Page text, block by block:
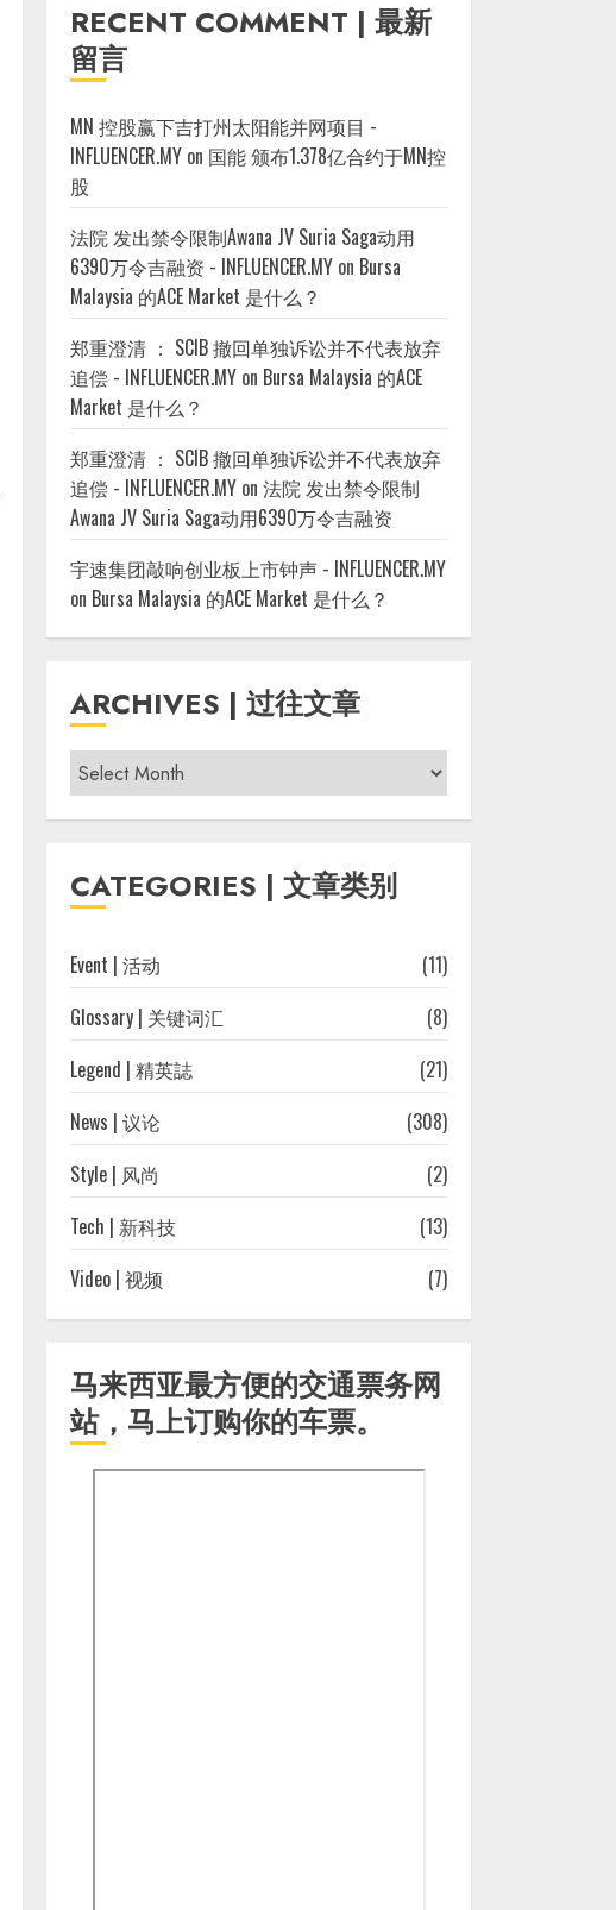
RECENT COMMENT | 最新
留言
MN 控股赢下吉打州太阳能并网项目 -
INFLUENCER.MY on 国能 颁布1.378亿合约于MN控
股
法院 发出禁令限制Awana JV Suria Saga动用
6390万令吉融资 - INFLUENCER.MY on Bursa
Malaysia 的ACE Market 是什么？
郑重澄清 ： SCIB 撤回单独诉讼并不代表放弃
追偿 - INFLUENCER.MY on Bursa Malaysia 的ACE
Market 是什么？
郑重澄清 ： SCIB 撤回单独诉讼并不代表放弃
追偿 - INFLUENCER.MY on法院 发出禁令限制
Awana JV Suria Saga动用6390万令吉融资
宇速集团敲响创业板上市钟声 - INFLUENCER.MY
on Bursa Malaysia 的ACE Market 是什么？
ARCHIVES | 过往文章
Archives
|
过
文
章
CATEGORIES | 文章类别
Event | 活动
(11)
Glossary | 关键词汇
(8)
Legend | 精英誌
(21)
News | 议论
(308)
Style | 风尚
(2)
Tech | 新科技
(13)
Video | 视频
(7)
马来西亚最方便的交通票务网
站，马上订购你的车票。